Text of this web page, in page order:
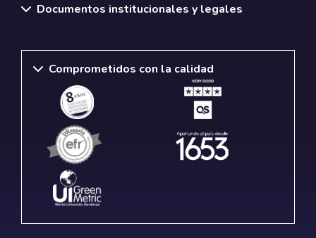
Documentos institucionales y legales
Comprometidos con la calidad